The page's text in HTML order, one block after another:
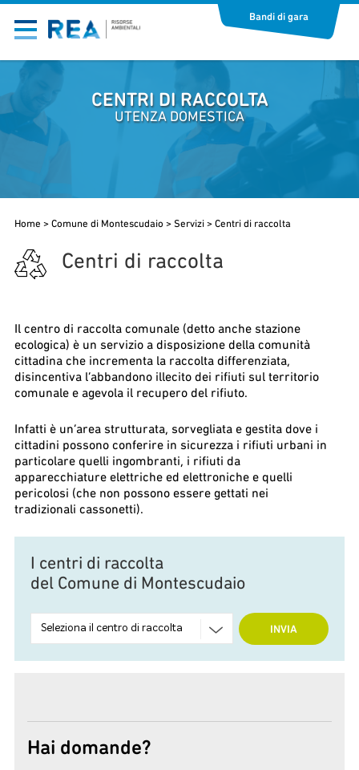
Bandi di gara
CENTRI DI RACCOLTA
UTENZA DOMESTICA
Home > Comune di Montescudaio > Servizi> Centri di raccolta
Centri di raccolta
Il centro di raccolta comunale (detto anche stazione
ecologica) è un servizio a disposizione della comunità
cittadina che incrementa la raccolta differenziata,
disincentiva l’abbandono illecito dei rifiuti sul territorio
comunale e agevola il recupero del rifiuto.
Infatti è un’area strutturata, sorvegliata e gestita dove i
cittadini possono conferire in sicurezza i rifiuti urbani in
particolare quelli ingombranti, i rifiuti da
apparecchiature elettriche ed elettroniche e quelli
pericolosi (che non possono essere gettati nei
tradizionali cassonetti).
I centri di raccolta
del Comune di Montescudaio
Hai domande?